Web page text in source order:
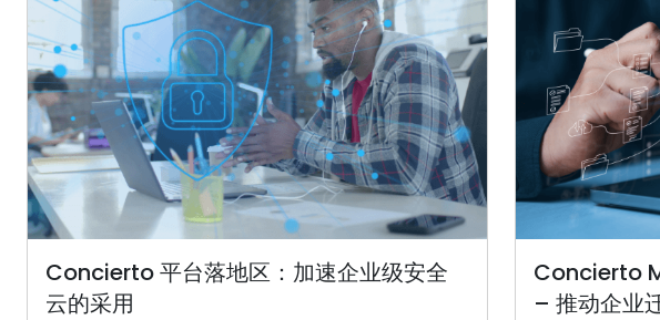
Concierto 平台落地区：加速企业级安全
云的采用
Concierto
– 推动企业